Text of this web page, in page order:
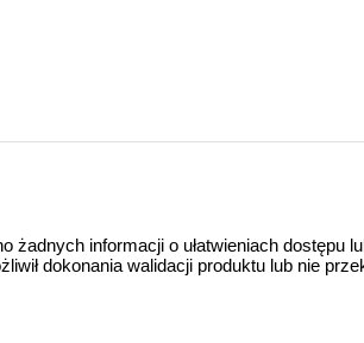
żadnych informacji o ułatwieniach dostępu
dokonania walidacji produktu lub nie